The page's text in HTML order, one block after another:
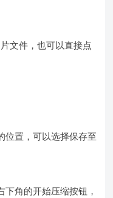
文件，也可以直接点
位置，可以选择保存至
角的开始压缩按钮，